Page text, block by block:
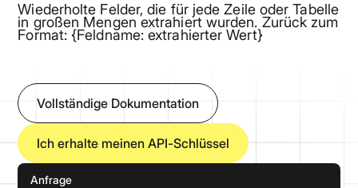
Wiederholte Felder, die für jede Zeile oder Tabelle
in großen Mengen extrahiert wurden. Zurück zum
Format: {Feldname: extrahierter Wert}
Vollständige Dokumentation
Ich erhalte meinen API-Schlüssel
Anfrage